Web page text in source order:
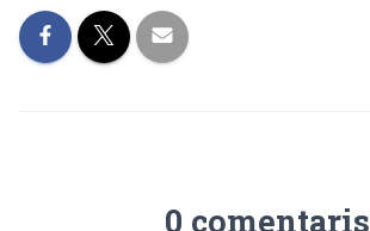
0 comentaris